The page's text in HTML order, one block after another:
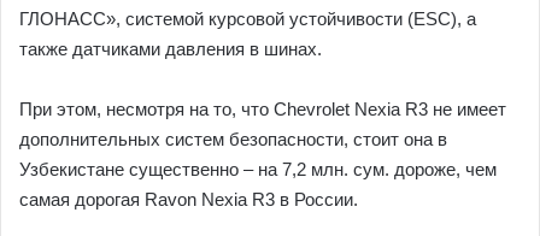
ГЛОНАСС», системой курсовой устойчивости (ESC), а
также датчиками давления в шинах.
При этом, несмотря на то, что Chevrolet Nexia R3 не имеет
дополнительных систем безопасности, стоит она в
Узбекистане существенно – на 7,2 млн. сум. дороже, чем
самая дорогая Ravon Nexia R3 в России.